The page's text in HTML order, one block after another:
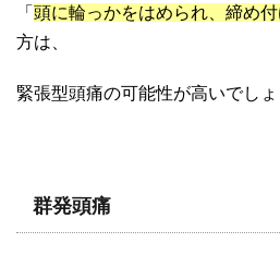
「 頭に輪っかをはめられ、締め
方は、
緊張型頭痛の可能性が高いでしょ
群発頭痛